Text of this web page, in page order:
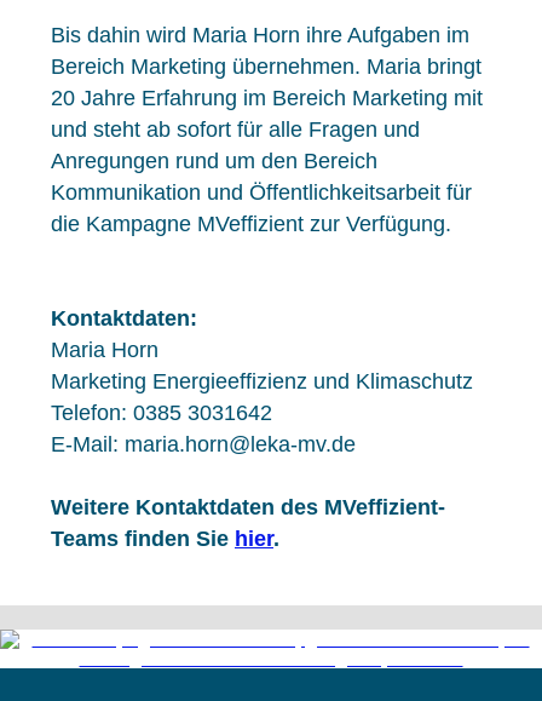
Bis dahin wird Maria Horn ihre Aufgaben im
Bereich Marketing übernehmen. Maria bringt
20 Jahre Erfahrung im Bereich Marketing mit
und steht ab sofort für alle Fragen und
Anregungen rund um den Bereich
Kommunikation und Öffentlichkeitsarbeit für
die Kampagne MVeffizient zur Verfügung.
Kontaktdaten:
Maria Horn
Marketing Energieeffizienz und Klimaschutz
Telefon: 0385 3031642
E-Mail: maria.horn@leka-mv.de
Weitere Kontaktdaten des MVeffizient-
Teams finden Sie hier.